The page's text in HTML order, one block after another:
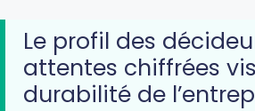
Le profil des
attentes chiffrées
durabilité de